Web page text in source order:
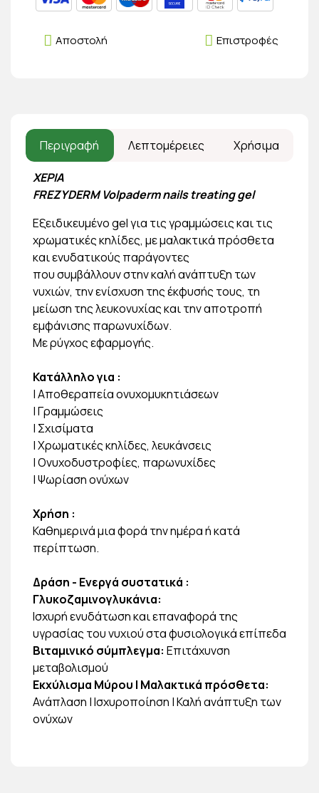
Επιστροφές
Αποστολή
Περιγραφή Λεπτομέρειες Χρήσιμα
ΧΕΡΙΑ
FREZYDERM Volpaderm nails treating gel
Εξειδικευμένο gel για τις γραμμώσεις και τις
χρωματικές κηλίδες, με μαλακτικά πρόσθετα
και ενυδατικούς παράγοντες
που συμβάλλουν στην καλή ανάπτυξη των
νυχιών, την ενίσχυση της έκφυσής τους, τη
μείωση της λευκονυχίας και την αποτροπή
εμφάνισης παρωνυχίδων.
Με ρύγχος εφαρμογής.
Κατάλληλο για :
| Αποθεραπεία ονυχομυκητιάσεων
| Γραμμώσεις
| Σχισίματα
| Χρωματικές κηλίδες, λευκάνσεις
| Ονυχοδυστροφίες, παρωνυχίδες
| Ψωρίαση ονύχων
Χρήση :
Καθημερινά μια φορά την ημέρα ή κατά
περίπτωση.
Δράση - Ενεργά συστατικά :
Γλυκοζαμινογλυκάνια:
Ισχυρή ενυδάτωση και επαναφορά της
υγρασίας του νυχιού στα φυσιολογικά επίπεδα
Βιταμινικό σύμπλεγμα: Επιτάχυνση
μεταβολισμού
Εκχύλισμα Μύρου | Μαλακτικά πρόσθετα:
Ανάπλαση | Ισχυροποίηση | Καλή ανάπτυξη των
ονύχων